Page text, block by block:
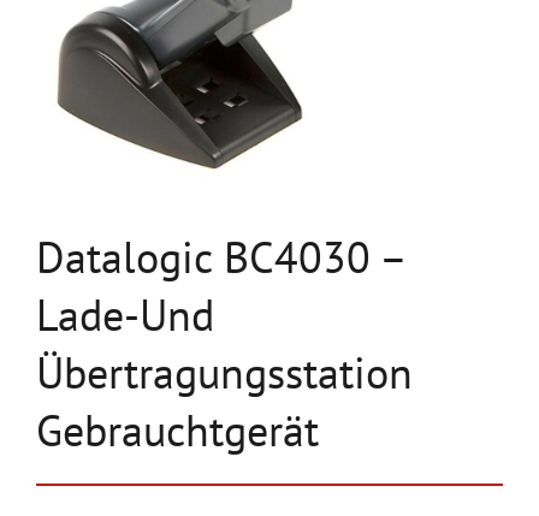
Unternehmen
Kontakt
Datalogic BC4030 –
Lade-Und
Übertragungsstation
Gebrauchtgerät